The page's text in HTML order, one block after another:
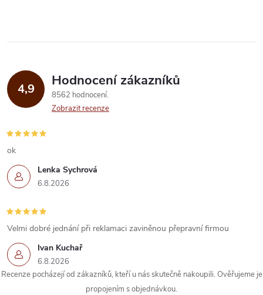
l
d
a
c
í
p
r
v
k
y
4,9 Hodnocení zákazníků
8562 hodnocení
Zobrazit recenze
Lenka Sychrová
6.8.2026
ok
Ivan Kuchař
6.8.2026
Velmi dobré jednání při reklamaci zaviněnou přepravní firmou
Recenze pocházejí od zákazníků, kteří u nás skutečně nakoupili. Ověřujeme je
propojením s objednávkou.